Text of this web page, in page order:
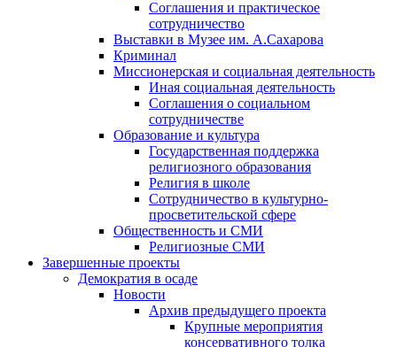
Соглашения и практическое
сотрудничество
Выставки в Музее им. А.Сахарова
Криминал
Миссионерская и социальная деятельность
Иная социальная деятельность
Соглашения о социальном
сотрудничестве
Образование и культура
Государственная поддержка
религиозного образования
Религия в школе
Сотрудничество в культурно-
просветительской сфере
Общественность и СМИ
Религиозные СМИ
Завершенные проекты
Демократия в осаде
Новости
Архив предыдущего проекта
Крупные мероприятия
консервативного толка